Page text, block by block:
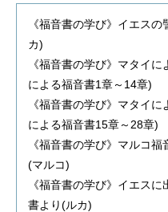
《福音書の学び》イエス
カ)
《福音書の学び》マタイ
による福音書1章～14章)
《福音書の学び》マタイ
による福音書15章～28章)
《福音書の学び》マルコ
(マルコ)
《福音書の学び》イエス
書より(ルカ)